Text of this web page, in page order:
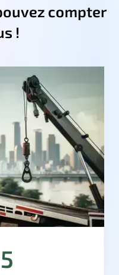
compter
!